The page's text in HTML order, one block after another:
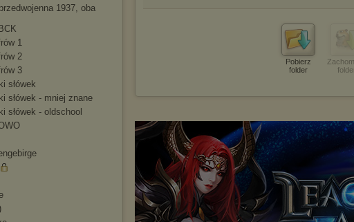
1937, oba
1
2
3
słówek
słówek - mniej znane
słówek - oldschool
Pobierz
folder